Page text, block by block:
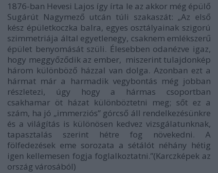
1876-ban Hevesi Lajos így írta le az akkor még épülő
Sugárút Nagymező utcán túli szakaszát: „Az első
kész épületkoczka balra, egyes osztályainak szigorú
szimmetriája által egyetlenegy, csaknem emlékszerű
épület benyomását szüli. Élesebben odanézve igaz,
hogy meggyőződik az ember, miszerint tulajdonkép
három különböző házzal van dolga. Azonban ezt a
hármat már a harmadik vegybontás még jobban
részletezi, úgy hogy a hármas csoportban
csakhamar öt házat különböztetni meg; sőt ez a
szám, ha jó „immerziós” górcső áll rendelkezésünkre
és a világítás is különösen kedvez vizsgálatunknak,
tapasztalás szerint hétre fog növekedni. A
fölfedezések eme sorozata a sétálót néhány hétig
igen kellemesen fogja foglalkoztatni.”(Karczképek az
ország városából)